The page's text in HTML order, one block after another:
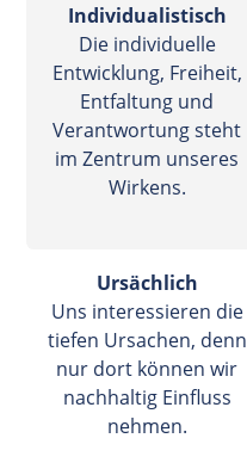
Individualistisch
Die individuelle
Entwicklung, Freiheit,
Entfaltung und
Verantwortung steht
im Zentrum unseres
Wirkens.
Ursächlich
Uns interessieren die
tiefen Ursachen, denn
nur dort können wir
nachhaltig Einfluss
nehmen.